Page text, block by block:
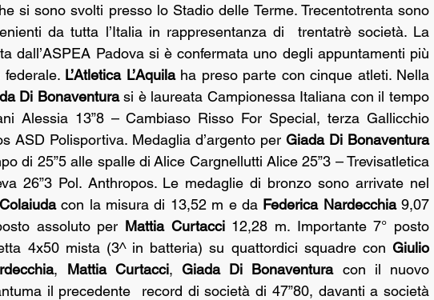
si sono svolti presso lo Stadio delle Terme. Trecentotrenta sono
da tutta l’Italia in rappresentanza di  trentatrè società. La
dall’ASPEA Padova si è confermata uno degli appuntamenti più
L’Atletica L’Aquila ha preso parte con cinque atleti. Nella
Di Bonaventura si è laureata Campionessa Italiana con il tempo
Alessia 13”8 – Cambiaso Risso For Special, terza Gallicchio
ASD Polisportiva. Medaglia d’argento per Giada Di Bonaventura
di 25”5 alle spalle di Alice Cargnellutti Alice 25”3 – Trevisatletica
26”3 Pol. Anthropos. Le medaglie di bronzo sono arrivate nel
con la misura di 13,52 m e da Federica Nardecchia 9,07
assoluto per Mattia Curtacci 12,28 m. Importante 7° posto
4x50 mista (3^ in batteria) su quattordici squadre con Giulio
, Mattia Curtacci, Giada Di Bonaventura con il nuovo
il precedente  record di società di 47”80, davanti a società